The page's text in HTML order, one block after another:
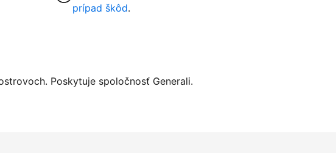
prípad škôd.
Poskytuje spoločnosť Generali.